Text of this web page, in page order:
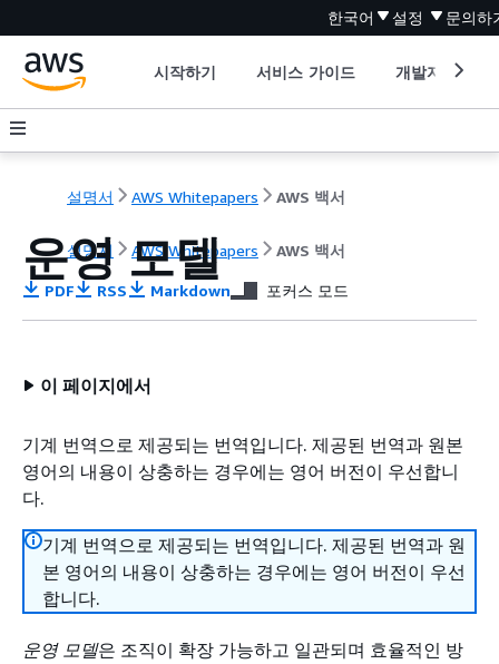
한국어 설정 문의하
시작하기 서비스 가이드 개발자 도구
설명서 AWS Whitepapers AWS 백서
설명서 AWS Whitepapers AWS 백서
운영 모델
PDF RSS Markdown 포커스 모드
이 페이지에서
기계 번역으로 제공되는 번역입니다. 제공된 번역과 원본
영어의 내용이 상충하는 경우에는 영어 버전이 우선합니
다.
기계 번역으로 제공되는 번역입니다. 제공된 번역과 원
본 영어의 내용이 상충하는 경우에는 영어 버전이 우선
합니다.
운영 모델은 조직이 확장 가능하고 일관되며 효율적인 방